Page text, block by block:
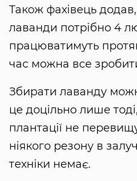
Також фахівець
лаванди потрібно 4
працюватимуть
час можна все
Збирати лаванду
це доцільно лише
плантації не
ніякого резону в
техніки немає.